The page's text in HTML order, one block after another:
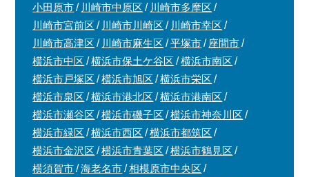
小田原市
川崎市中原区
川崎市多摩区
川崎市宮前区
川崎市川崎区
川崎市幸区
川崎市高津区
川崎市麻生区 平塚市
座間市
横浜市中区
横浜市保土ケ谷区
横浜市南区
横浜市戸塚区
横浜市旭区
横浜市栄区
横浜市泉区
横浜市港北区
横浜市港南区
横浜市瀬谷区
横浜市磯子区
横浜市神奈川区
横浜市緑区
横浜市西区
横浜市都筑区
横浜市金沢区
横浜市青葉区
横浜市鶴見区
横須賀市
海老名市
相模原市中央区